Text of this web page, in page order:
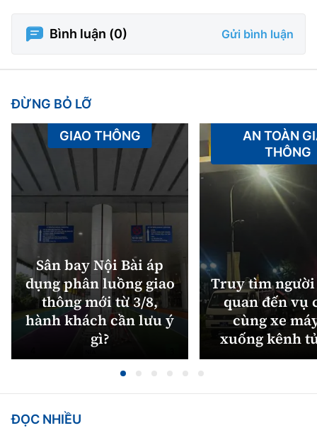
Bình luận (0) Gửi bình luận
ĐỪNG BỎ LỠ
Sân bay Nội Bài áp
dụng phân luồng giao
thông mới từ 3/8,
hành khách cần lưu ý
gì?
GIAO THÔNG
Truy tìm
quan đến vụ
cùng xe
xuống kênh
AN TOÀN
THÔNG
ĐỌC NHIỀU